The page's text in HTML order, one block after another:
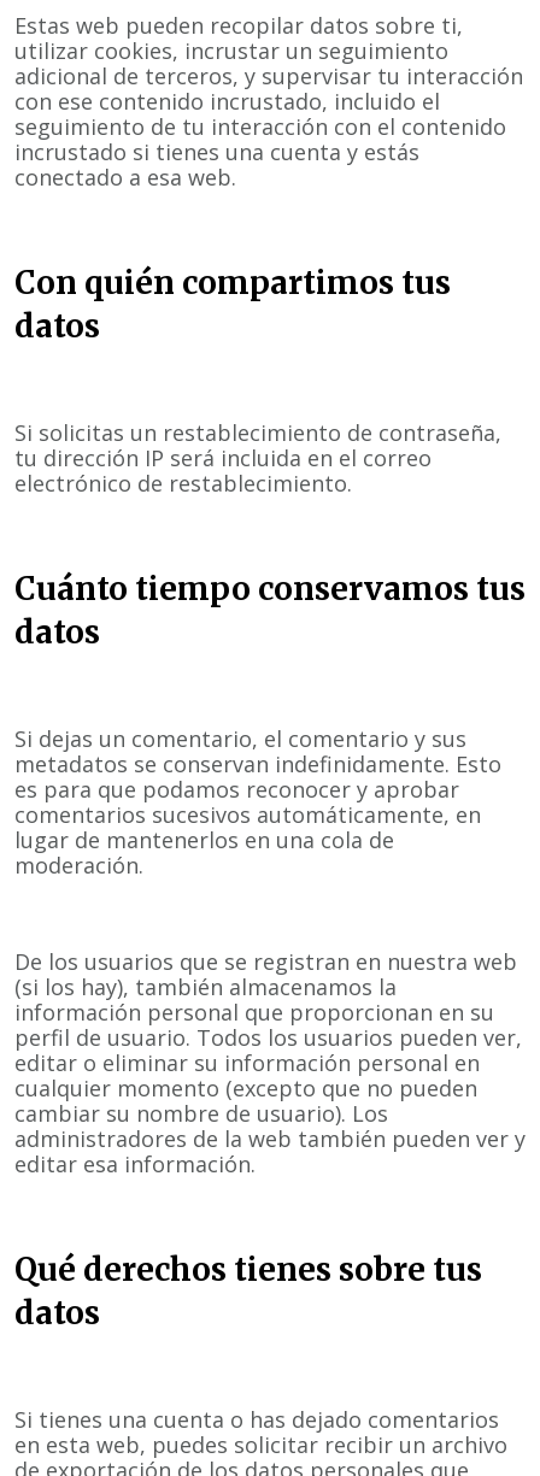
Estas web pueden recopilar datos sobre ti,
utilizar cookies, incrustar un seguimiento
adicional de terceros, y supervisar tu interacción
con ese contenido incrustado, incluido el
seguimiento de tu interacción con el contenido
incrustado si tienes una cuenta y estás
conectado a esa web.
Con quién compartimos tus
datos
Si solicitas un restablecimiento de contraseña,
tu dirección IP será incluida en el correo
electrónico de restablecimiento.
Cuánto tiempo conservamos tus
datos
Si dejas un comentario, el comentario y sus
metadatos se conservan indefinidamente. Esto
es para que podamos reconocer y aprobar
comentarios sucesivos automáticamente, en
lugar de mantenerlos en una cola de
moderación.
De los usuarios que se registran en nuestra web
(si los hay), también almacenamos la
información personal que proporcionan en su
perfil de usuario. Todos los usuarios pueden ver,
editar o eliminar su información personal en
cualquier momento (excepto que no pueden
cambiar su nombre de usuario). Los
administradores de la web también pueden ver y
editar esa información.
Qué derechos tienes sobre tus
datos
Si tienes una cuenta o has dejado comentarios
en esta web, puedes solicitar recibir un archivo
de exportación de los datos personales que